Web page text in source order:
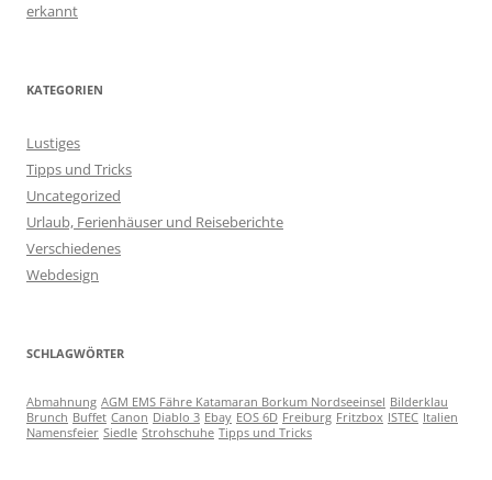
erkannt
KATEGORIEN
Lustiges
Tipps und Tricks
Uncategorized
Urlaub, Ferienhäuser und Reiseberichte
Verschiedenes
Webdesign
SCHLAGWÖRTER
Abmahnung AGM EMS Fähre Katamaran Borkum Nordseeinsel Bilderklau
Brunch Buffet Canon Diablo 3 Ebay EOS 6D Freiburg Fritzbox ISTEC Italien
Namensfeier Siedle Strohschuhe Tipps und Tricks